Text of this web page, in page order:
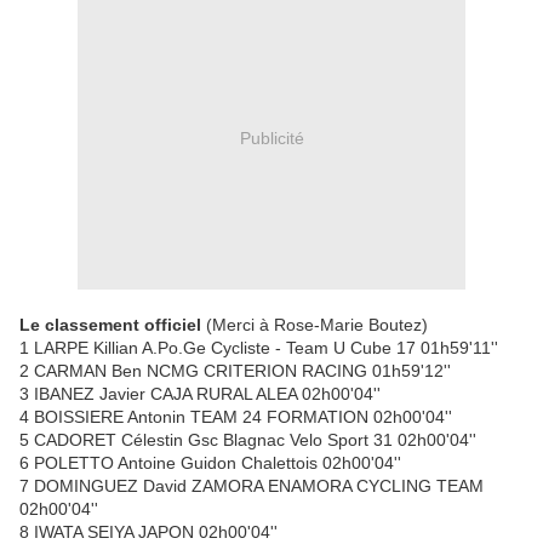
Publicité
Le classement officiel (Merci à Rose-Marie Boutez)
1 LARPE Killian A.Po.Ge Cycliste - Team U Cube 17 01h59'11''
2 CARMAN Ben NCMG CRITERION RACING 01h59'12''
3 IBANEZ Javier CAJA RURAL ALEA 02h00'04''
4 BOISSIERE Antonin TEAM 24 FORMATION 02h00'04''
5 CADORET Célestin Gsc Blagnac Velo Sport 31 02h00'04''
6 POLETTO Antoine Guidon Chalettois 02h00'04''
7 DOMINGUEZ David ZAMORA ENAMORA CYCLING TEAM
02h00'04''
8 IWATA SEIYA JAPON 02h00'04''